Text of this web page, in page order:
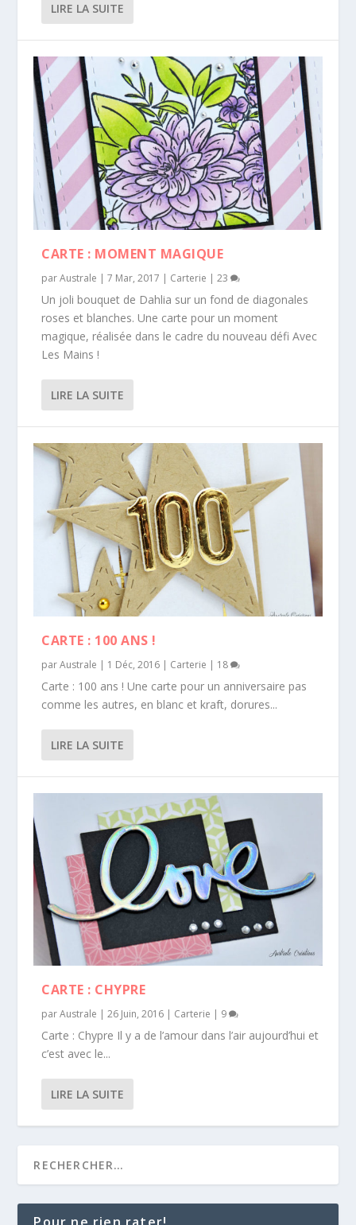
LIRE LA SUITE
CARTE : MOMENT MAGIQUE
parAustrale |7 Mar, 2017 | Carterie |23
Un joli bouquet de Dahlia sur un fond de diagonales
roses et blanches. Une carte pour un moment
magique, réalisée dans le cadre du nouveau défi Avec
Les Mains !
LIRE LA SUITE
CARTE : 100 ANS !
parAustrale | 1 Déc, 2016 | Carterie | 18
Carte : 100 ans ! Une carte pour un anniversaire pas
comme les autres, en blanc et kraft, dorures...
LIRE LA SUITE
CARTE : CHYPRE
parAustrale |26 Juin, 2016 Carterie 9
Carte : Chypre Il y a de l’amour dans l’air aujourd’hui et
c’est avec le...
LIRE LA SUITE